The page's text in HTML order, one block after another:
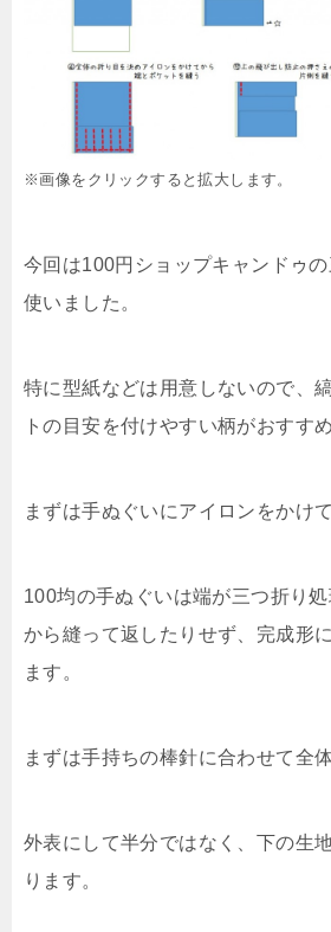
※画像をクリックすると拡大します。
今回は100円ショップキャンドゥ
使いました。
特に型紙などは用意しないので、
トの目安を付けやすい柄がおすすめ
まずは手ぬぐいにアイロンをかけ
100均の手ぬぐいは端が三つ折り
から縫って返したりせず、完成形
ます。
まずは手持ちの棒針に合わせて全
外表にして半分ではなく、下の生
ります。